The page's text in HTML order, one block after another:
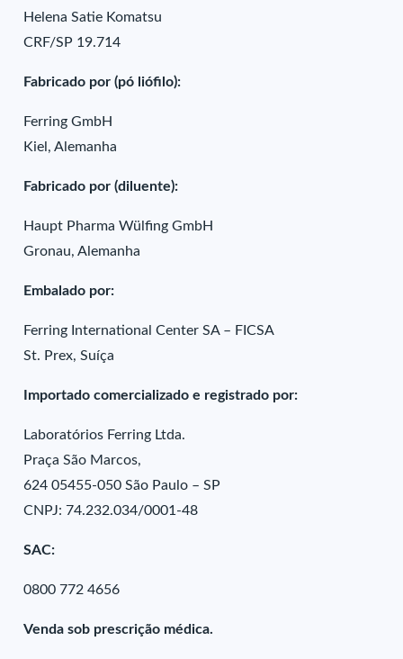
Helena Satie Komatsu
CRF/SP 19.714
Fabricado por (pó liófilo):
Ferring GmbH
Kiel, Alemanha
Fabricado por (diluente):
Haupt Pharma Wülfing GmbH
Gronau, Alemanha
Embalado por:
Ferring International Center SA – FICSA
St. Prex, Suíça
Importado comercializado e registrado por:
Laboratórios Ferring Ltda.
Praça São Marcos,
624 05455-050 São Paulo – SP
CNPJ: 74.232.034/0001-48
SAC:
0800 772 4656
Venda sob prescrição médica.